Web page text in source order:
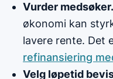
Vurder medsøker.
økonomi kan
lavere rente. Det
refinansiering
Velg løpetid